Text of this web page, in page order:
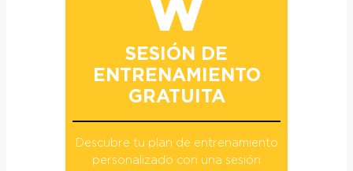
SESIÓN DE
ENTRENAMIENTO
GRATUITA
Descubre tu plan de entrenamiento
personalizado con una sesión